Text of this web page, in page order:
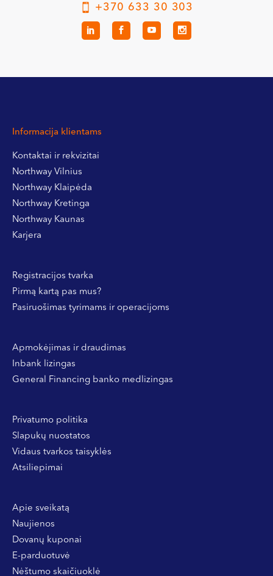
+370 633 30 303
Informacija klientams
Kontaktai ir rekvizitai
Northway Vilnius
Northway Klaipėda
Northway Kretinga
Northway Kaunas
Karjera
Registracijos tvarka
Pirmą kartą pas mus?
Pasiruošimas tyrimams ir operacijoms
Apmokėjimas ir draudimas
Inbank lizingas
General Financing banko medlizingas
Privatumo politika
Slapukų nuostatos
Vidaus tvarkos taisyklės
Atsiliepimai
Apie sveikatą
Naujienos
Dovanų kuponai
E-parduotuvė
Nėštumo skaičiuoklė